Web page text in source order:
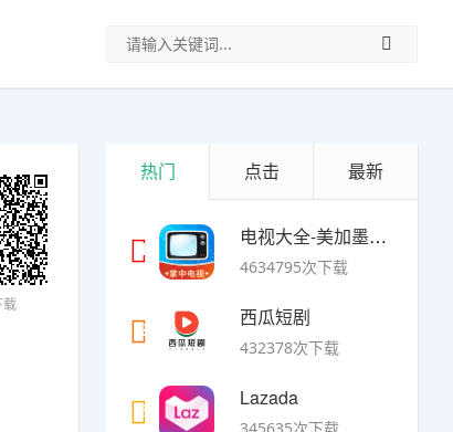
载
热门 点击 最新
1
电视大全-美加墨世界杯
4634795次下载
2
西瓜短剧
432378次下载
3
Lazada